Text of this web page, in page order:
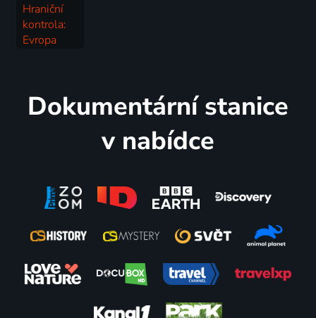
Hraniční
kontrola:
Evropa
Dokumentární stanice
v nabídce